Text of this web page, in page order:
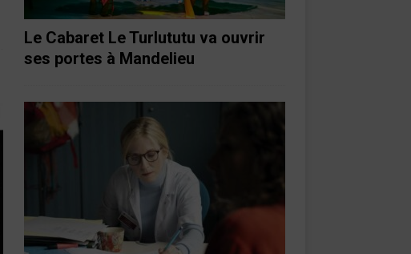
Le Cabaret Le Turlututu va ouvrir
ses portes à Mandelieu